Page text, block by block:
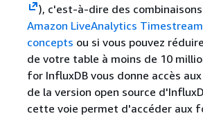
), c'est-à-dire des
Amazon LiveAnalytics
concepts ou si vous pouvez
de votre table à moins de 10
for InfluxDB vous donne accès
de la version open source
cette voie permet d'accéder aux